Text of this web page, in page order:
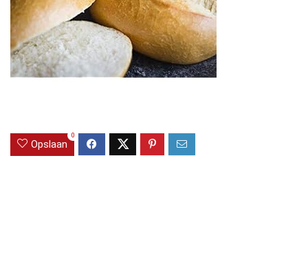
Opslaan
0